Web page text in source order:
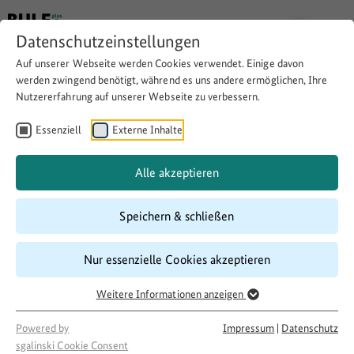
Datenschutzeinstellungen
Auf unserer Webseite werden Cookies verwendet. Einige davon
werden zwingend benötigt, während es uns andere ermöglichen, Ihre
Nutzererfahrung auf unserer Webseite zu verbessern.
Essenziell Externe Inhalte
Alle akzeptieren
Speichern & schließen
Nur essenzielle Cookies akzeptieren
Weitere Informationen anzeigen
Powered by
sgalinski Cookie Consent
Impressum | Datenschutz
Autonomie und Gemeinwesen.
Zur Identifikation bildender
Künstler*innen mit ländlichen
Räumen (AUGE)
Website besuchen Download
Laufzeit
03/2023–04/2026